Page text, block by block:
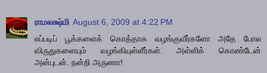
ராமலக்ஷ்மி August 6, 2009 at 4:22 PM
எப்படிப் பூக்களைக் கொத்தாக வழங்குவீர்களோ அதே போல
விருதுகளையும் வழங்கியுள்ளீர்கள். அள்ளிக் கொண்டேன்
அன்புடன். நன்றி அருணா!